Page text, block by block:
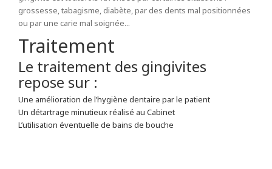
grossesse, tabagisme, diabète, par des dents mal positionnées
ou par une carie mal soignée...
Traitement
Le traitement des gingivites
repose sur :
Une amélioration de l’hygiène dentaire par le patient
Un détartrage minutieux réalisé au Cabinet
L’utilisation éventuelle de bains de bouche